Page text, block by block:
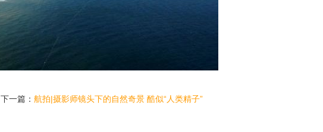
下一篇： 航拍|摄影师镜头下的自然奇景 酷似“人类精子”